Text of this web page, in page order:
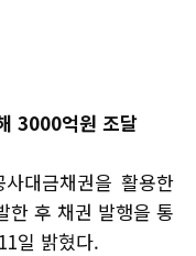
3000억원 조달
대금채권을 활용한
한 후 채권 발행을 통
일 밝혔다.